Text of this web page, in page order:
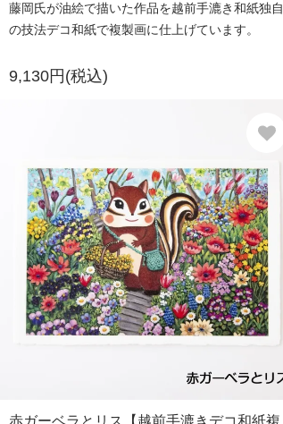
藤岡氏が油絵で描いた作品を越前手漉き和紙独自
の技法デコ和紙で複製画に仕上げています。
9,130円(税込)
赤ガーベラとリス【越前手漉きデコ和紙複